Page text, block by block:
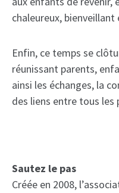
chaleureux,
Enfin, ce temps se
réunissant parents,
ainsi les échanges, la
des liens entre tous les
Sautez le pas
Créée en 2008,